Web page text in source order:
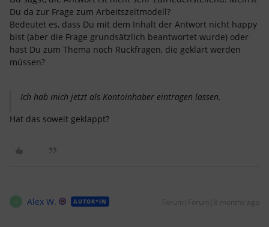
Du da zur Frage zum Arbeitszeitmodell?
Bedeutet es, dass Du mit dem Inhalt der Antwort nicht happy
bist (aber die Frage grundsätzlich beantwortet wurde) oder
hast Du zum Thema noch Rückfragen, die geklärt werden
müssen?
Ich hab mich jetzt als Kontoinhaber eintragen lassen.
Hat das soweit geklappt?
A Alex W. AUTOR*IN Forum|Forum|8 months ago